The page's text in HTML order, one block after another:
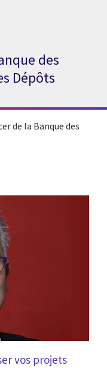
des
Dépôts
de la Banque des
vos projets